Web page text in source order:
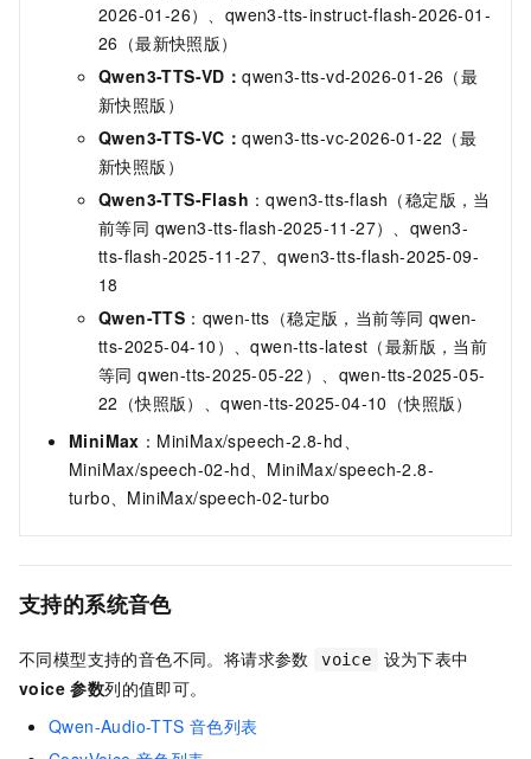
2026-01-26）、qwen3-tts-instruct-flash-2026-01-
26（最新快照版）
Qwen3-TTS-VD：qwen3-tts-vd-2026-01-26（最
新快照版）
Qwen3-TTS-VC：qwen3-tts-vc-2026-01-22（最
新快照版）
Qwen3-TTS-Flash ：qwen3-tts-flash（稳定版，当
前等同 qwen3-tts-flash-2025-11-27）、qwen3-
tts-flash-2025-11-27、qwen3-tts-flash-2025-09-
18
Qwen-TTS ：qwen-tts（稳定版，当前等同 qwen-
tts-2025-04-10）、qwen-tts-latest（最新版，当前
等同 qwen-tts-2025-05-22）、qwen-tts-2025-05-
22（快照版）、qwen-tts-2025-04-10（快照版）
MiniMax ：MiniMax/speech-2.8-hd、
MiniMax/speech-02-hd、MiniMax/speech-2.8-
turbo、MiniMax/speech-02-turbo
支持的系统音色
不同模型支持的音色不同。将请求参数 voice
设为下表中
voice 参数列的值即可。
Qwen-Audio-TTS 音色列表